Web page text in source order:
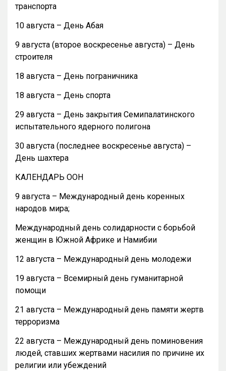
транспорта
10 августа – День Абая
9 августа (второе воскресенье августа) – День
строителя
18 августа – День пограничника
18 августа – День спорта
29 августа – День закрытия Семипалатинского
испытательного ядерного полигона
30 августа (последнее воскресенье августа) –
День шахтера
КАЛЕНДАРЬ ООН
9 августа – Международный день коренных
народов мира;
Международный день солидарности с борьбой
женщин в Южной Африке и Намибии
12 августа – Международный день молодежи
19 августа – Всемирный день гуманитарной
помощи
21 августа – Международный день памяти жертв
терроризма
22 августа – Международный день поминовения
людей, ставших жертвами насилия по причине их
религии или убеждений